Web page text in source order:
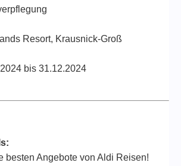
Resort, Krausnick-Groß
bis 31.12.2024
besten Angebote von Aldi Reisen!